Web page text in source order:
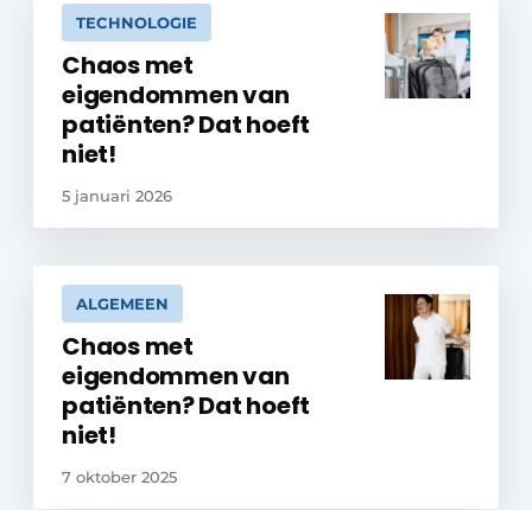
TECHNOLOGIE
Chaos met
eigendommen van
patiënten? Dat hoeft
niet!
5 januari 2026
ALGEMEEN
Chaos met
eigendommen van
patiënten? Dat hoeft
niet!
7 oktober 2025